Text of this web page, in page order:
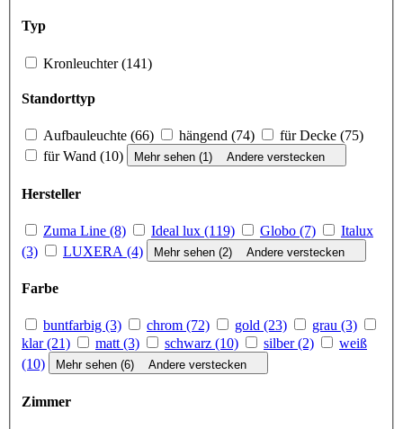
Typ
Kronleuchter (141)
Standorttyp
Aufbauleuchte (66) hängend (74)
für Decke (75)
für Wand (10)
Mehr sehen (1) Andere verstecken
Hersteller
Zuma Line (8) Ideal lux (119) Globo (7)
Italux
(3)
LUXERA (4) Mehr sehen (2) Andere verstecken
Farbe
buntfarbig (3) chrom (72) gold (23)
grau (3)
klar (21)
matt (3) schwarz (10) silber (2)
weiß
(10)
Mehr sehen (6) Andere verstecken
Zimmer